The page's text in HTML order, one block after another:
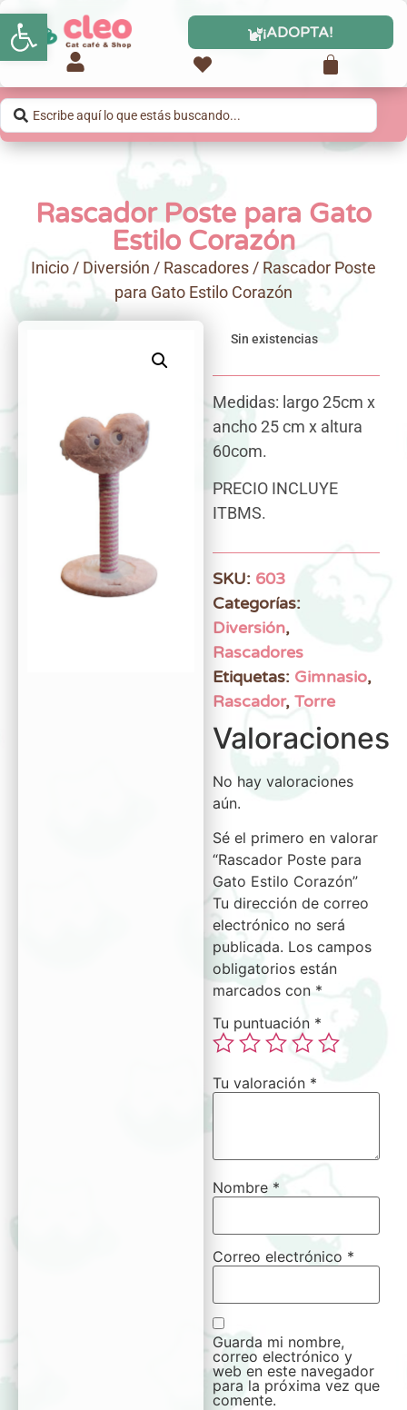
Abrir barra de herramientas ¡ADOPTA!
Rascador Poste para Gato
Estilo Corazón
Inicio/ Diversión / Rascadores/ Rascador Poste
para Gato Estilo Corazón
Sin existencias
Medidas: largo 25cm x
ancho 25 cm x altura
60com.
PRECIO INCLUYE
ITBMS.
SKU: 603
Categorías:
Diversión,
Rascadores
Etiquetas: Gimnasio,
Rascador, Torre
Valoraciones
No hay valoraciones
aún.
Sé el primero en valorar
“Rascador Poste para
Gato Estilo Corazón”
Tu dirección de correo
electrónico no será
publicada. Los campos
obligatorios están
marcados con *
Tu puntuación *
Tu valoración *
Nombre *
Correo electrónico *
Guarda mi nombre,
correo electrónico y
web en este navegador
para la próxima vez que
comente.